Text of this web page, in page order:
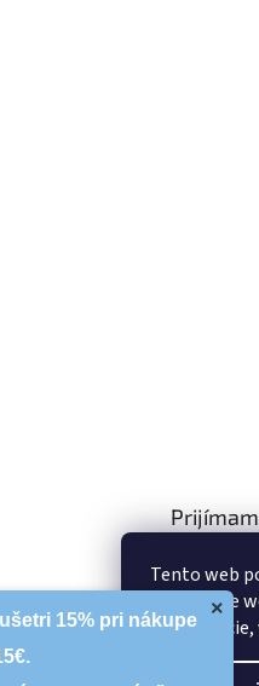
Tento web
používanie
jeho
platby
×
15% pri nákupe